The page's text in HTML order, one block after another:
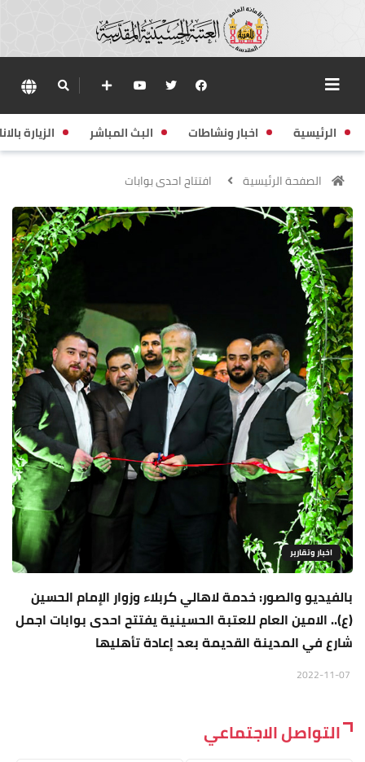
الرئيسية اخبار ونشاطات البث المباشر الزيارة
الصفحة الرئيسية افتتاح احدى بوابات
اخبار وتقارير
بالفيديو والصور: خدمة لاهالي كربلاء وزوار الإمام الحسين
(ع).. الامين العام للعتبة الحسينية يفتتح احدى بوابات اجمل
شارع في المدينة القديمة بعد إعادة تأهليها
التواصل الاجتماعي